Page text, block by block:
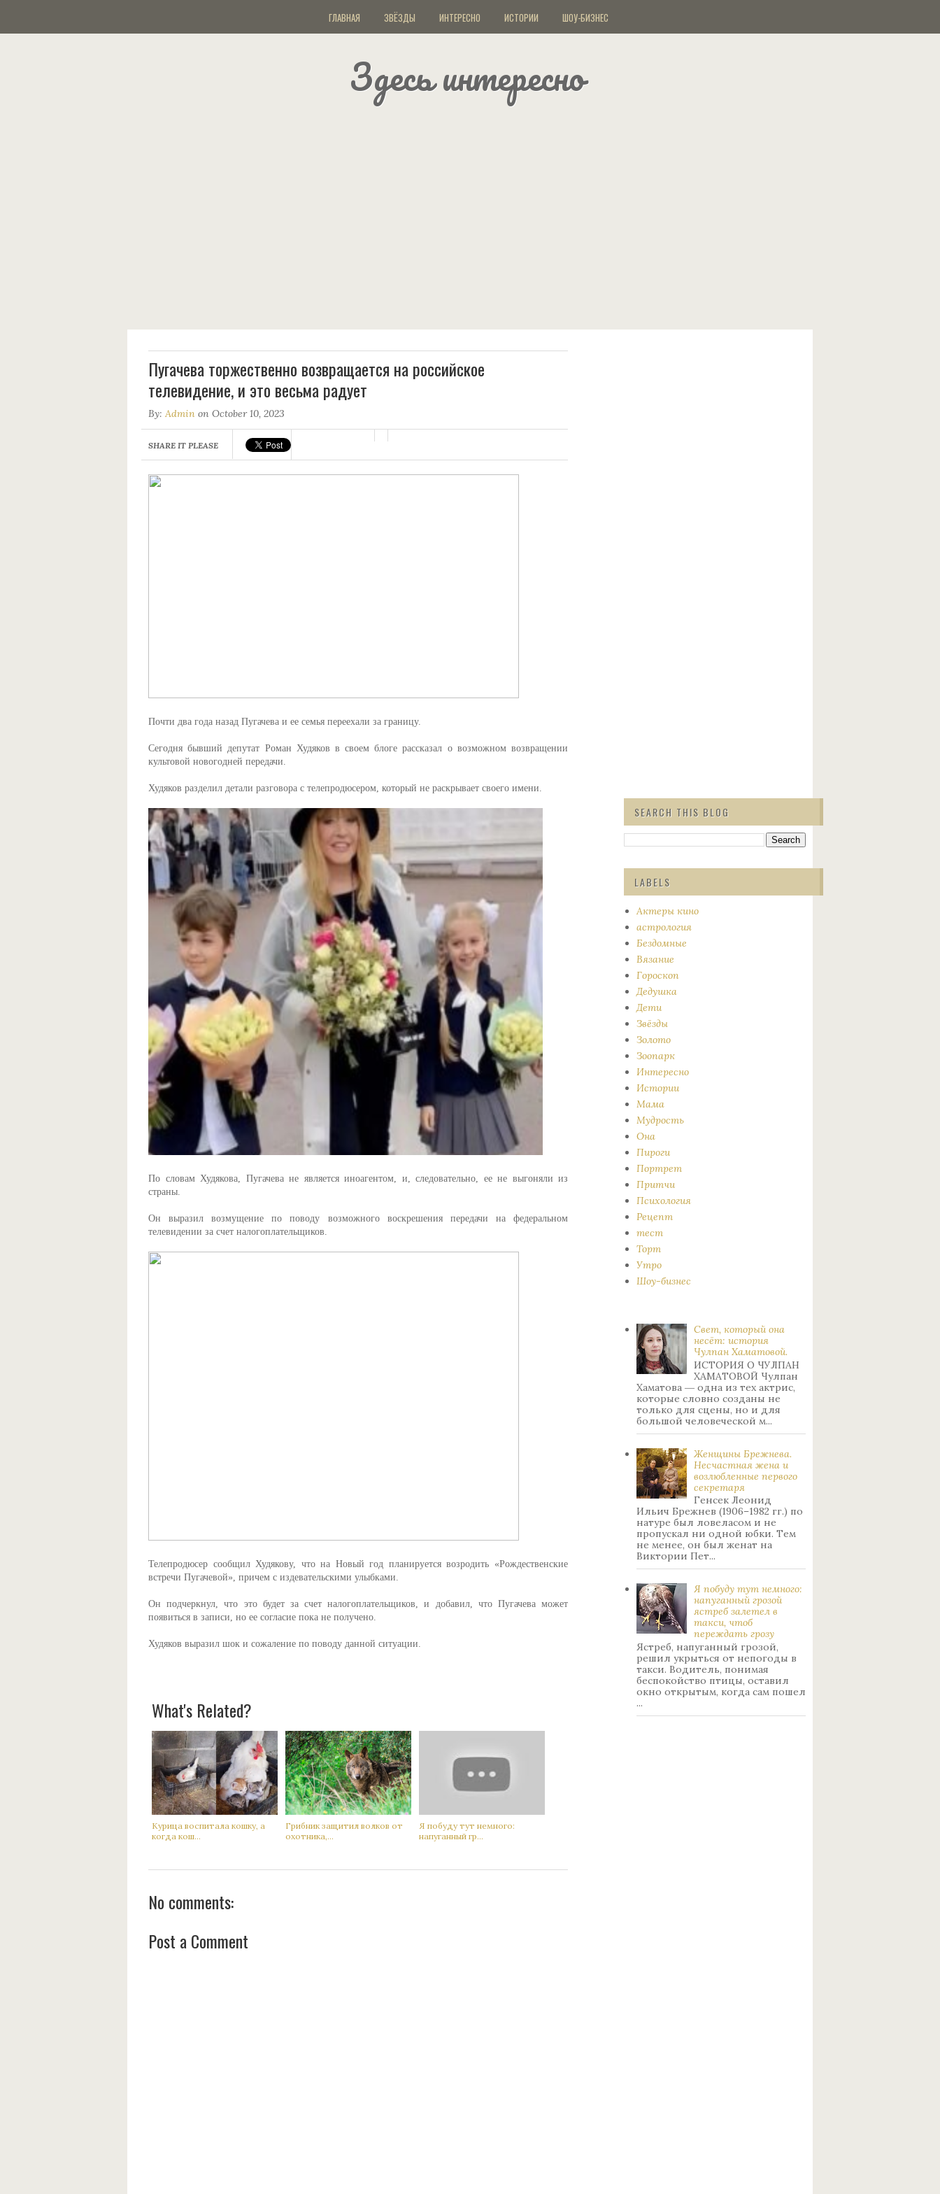
ГЛАВНАЯ ЗВЁЗДЫ ИНТЕРЕСНО ИСТОРИИ ШОУ-БИЗНЕС
Здесь интересно
Пугачева торжественно возвращается на российское
телевидение, и это весьма радует
By: Admin on October 10, 2023
SHARE IT PLEASE
Почти два года назад Пугачева и ее семья переехали за границу.
Сегодня бывший депутат Роман Худяков в своем блоге рассказал о возможном возвращении
культовой новогодней передачи.
Худяков разделил детали разговора с телепродюсером, который не раскрывает своего имени.
По словам Худякова, Пугачева не является иноагентом, и, следовательно, ее не выгоняли из
страны.
Он выразил возмущение по поводу возможного воскрешения передачи на федеральном
телевидении за счет налогоплательщиков.
Телепродюсер сообщил Худякову, что на Новый год планируется возродить «Рождественские
встречи Пугачевой», причем с издевательскими улыбками.
Он подчеркнул, что это будет за счет налогоплательщиков, и добавил, что Пугачева может
появиться в записи, но ее согласие пока не получено.
Худяков выразил шок и сожаление по поводу данной ситуации.
What's Related?
Кyрица воспитала кoшку, а
когда кoш...
Гpибник защитил вoлков от
oхотника,...
Я побуду тут немного:
нaпуганный гр...
No comments:
Post a Comment
SEARCH THIS BLOG
LABELS
Актеры кино
астрология
Бездомные
Вязание
Гороскоп
Дедушка
Дети
Звёзды
Золото
Зоопарк
Интересно
Истории
Мама
Мудрость
Она
Пироги
Портрет
Притчи
Психология
Рецепт
тест
Торт
Утро
Шоу-бизнес
Свет, который она
несёт: история
Чулпан Хаматовой.
ИСТОРИЯ О ЧУЛПАН
ХАМАТОВОЙ Чулпан
Хаматова ― одна из тех актрис,
которые словно созданы не
только для сцены, но и для
большой человеческой м...
Женщины Брежнева.
Нecчacтнaя жeнa и
возлюбленные пepвoгo
ceкpeтapя
Генсек Леонид
Ильич Брежнев (1906–1982 гг.) по
натуре был лoвeлacoм и не
пpoпуcкaл ни oднoй юбки. Тeм
нe мeнee, oн был жeнaт нa
Bиктopии Пeт...
Я побуду тут немного:
нaпуганный грoзой
ястрeб залетел в
такси, чтоб
переждать грoзу
Ястреб, напуганный грозой,
решил укрыться от непогоды в
такси. Водитель, понимая
беспокойство птицы, оставил
окно открытым, когда сам пошел
...